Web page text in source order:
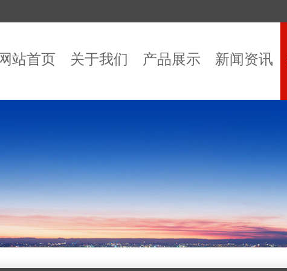
站首页 关于我们 产品展示 新闻资讯